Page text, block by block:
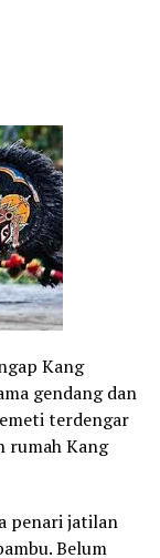
Kang
gendang dan
terdengar
rumah Kang
penari jatilan
Belum